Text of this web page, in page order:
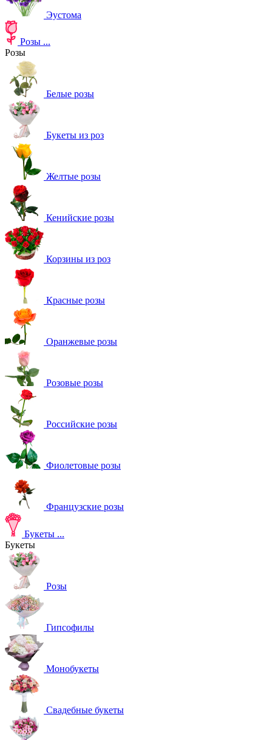
Эустома
Розы ...
Розы
Белые розы
Букеты из роз
Желтые розы
Кенийские розы
Корзины из роз
Красные розы
Оранжевые розы
Розовые розы
Российские розы
Фиолетовые розы
Французские розы
Букеты ...
Букеты
Розы
Гипсофилы
Монобукеты
Свадебные букеты